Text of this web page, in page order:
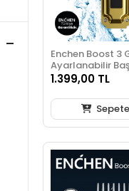
Enchen Boost 3
Ayarlanabilir
Göstergeli Şarjlı
Profesyonel Saç
Makinesi
1.399,00 TL